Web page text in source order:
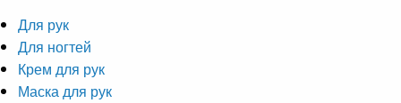
Для рук
Для ногтей
Крем для рук
Маска для рук